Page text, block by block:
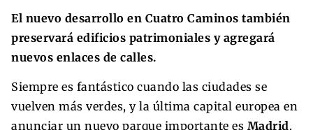
El nuevo desarrollo en Cuatro Caminos también
preservará edificios patrimoniales y agregará
nuevos enlaces de calles.
Siempre es fantástico cuando las ciudades se
vuelven más verdes, y la última capital europea en
anunciar un nuevo parque importante es Madrid.